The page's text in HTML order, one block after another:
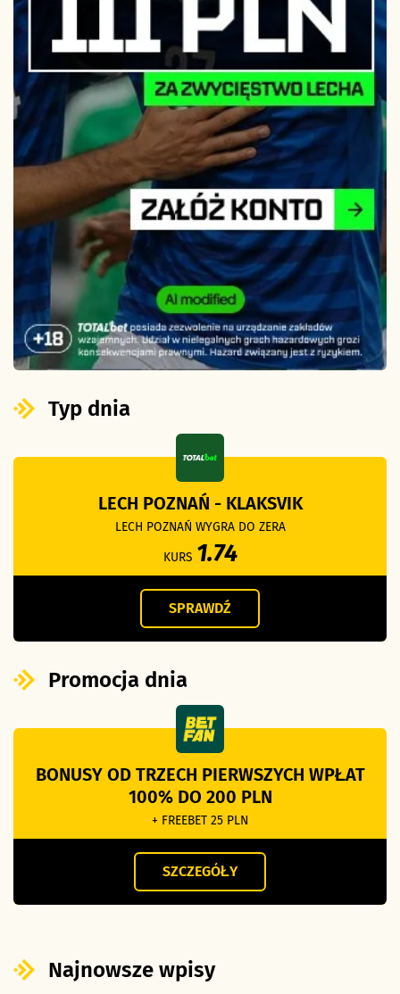
Typ dnia
LECH POZNAŃ - KLAKSVIK
LECH POZNAŃ WYGRA DO ZERA
KURS 1.74
SPRAWDŹ
Promocja dnia
BONUSY OD TRZECH PIERWSZYCH WPŁAT
100% DO 200 PLN
+ FREEBET 25 PLN
SZCZEGÓŁY
Najnowsze wpisy